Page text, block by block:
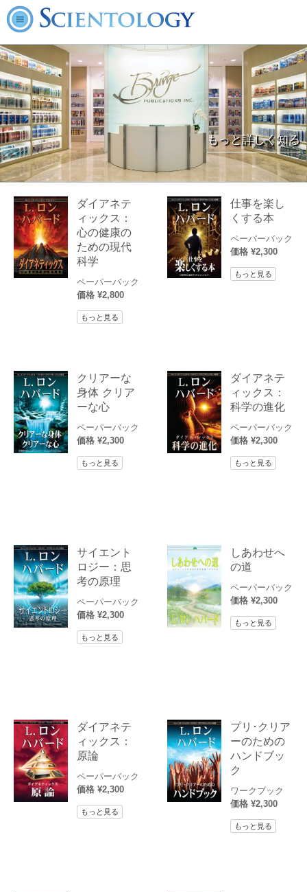
もっと詳しく知る
ダイアネテ
ィックス：
心の健康の
ための現代
科学
ペーパーバック
価格 ¥2,800
もっと見る
仕事を楽し
くする本
ペーパーバック
価格 ¥2,300
もっと見る
クリアーな
身体 クリア
ーな心
ペーパーバック
価格 ¥2,300
もっと見る
ダイアネテ
ィックス：
科学の進化
ペーパーバック
価格 ¥2,300
もっと見る
サイエント
ロジー：思
考の原理
ペーパーバック
価格 ¥2,300
もっと見る
しあわせへ
の道
ペーパーバック
価格 ¥2,300
もっと見る
ダイアネテ
ィックス：
原論
ペーパーバック
価格 ¥2,300
もっと見る
プリ･クリア
ーのための
ハンドブッ
ク
ワークブック
価格 ¥2,300
もっと見る